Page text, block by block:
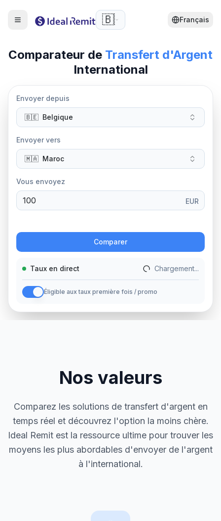
🇧🇪 Français
Comparateur de Transfert d'Argent
International
Envoyer depuis
🇧🇪 Belgique
Envoyer vers
🇲🇦 Maroc
Vous envoyez
EUR
Comparer
Taux en direct Chargement...
Éligible aux taux première fois / promo
Nos valeurs
Comparez les solutions de transfert d'argent en
temps réel et découvrez l'option la moins chère.
Ideal Remit est la ressource ultime pour trouver les
moyens les plus abordables d'envoyer de l'argent
à l'international.